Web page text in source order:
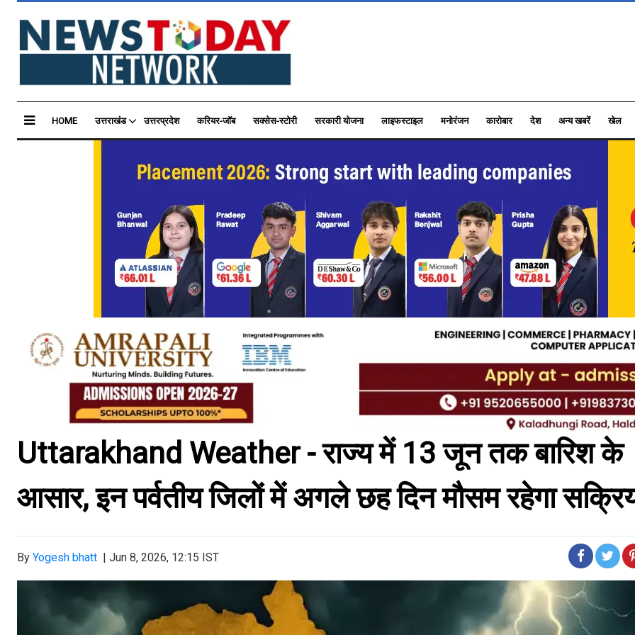
HOME उत्तराखंड उत्तरप्रदेश करियर-जॉब सक्सेस-स्टोरी सरकारी योजना लाइफस्टाइल मनोरंजन कारोबार देश अन्य खबरें खेल
Uttarakhand Weather - राज्य में 13 जून तक बारिश के
आसार, इन पर्वतीय जिलों में अगले छह दिन मौसम रहेगा
By Yogesh bhatt | Jun 8, 2026, 12:15 IST